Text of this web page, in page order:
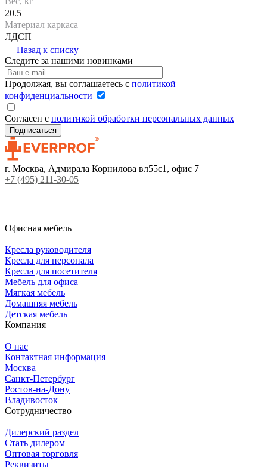
20.5
Материал каркаса
ЛДСП
Назад к списку
Следите за нашими новинками
Продолжая, вы соглашаетесь с политикой
конфиденциальности
Согласен с политикой обработки персональных данных
г. Москва, Адмирала Корнилова вл55с1, офис 7
+7 (495) 211-30-05
Офисная мебель
Кресла руководителя
Кресла для персонала
Кресла для посетителя
Мебель для офиса
Мягкая мебель
Домашняя мебель
Детская мебель
Компания
О нас
Контактная информация
Москва
Санкт-Петербург
Ростов-на-Дону
Владивосток
Сотрудничество
Дилерский раздел
Стать дилером
Оптовая торговля
Реквизиты